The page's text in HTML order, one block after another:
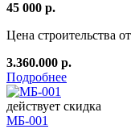
45 000 р.
Цена строительства от
3.360.000 р.
Подробнее
действует скидка
МБ-001